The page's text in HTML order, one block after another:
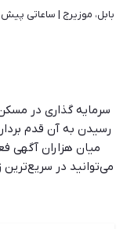
بابل، موزیرج | ساعاتی پیش
سرمایه گذاری در
رسیدن به آن قدم
میان هزاران آگهی
می‌توانید در